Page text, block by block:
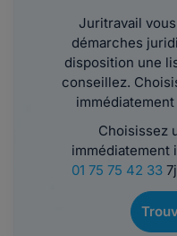
Juritravail
démarches
disposition une
conseillez.
Choisissez
immédiatement
01 75 75 42 33